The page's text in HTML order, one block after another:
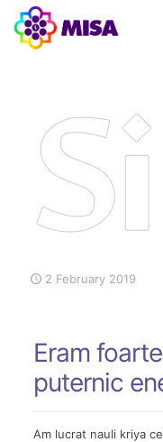
2 February 2019
Eram
puternic
Am lucrat nauli kriya